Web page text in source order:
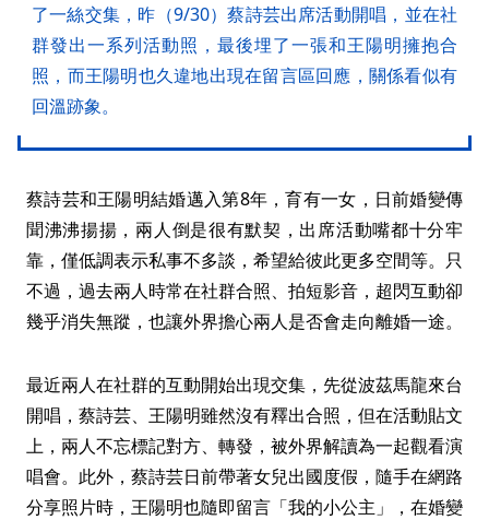
了一絲交集，昨（9/30）蔡詩芸出席活動開唱，並在社
群發出一系列活動照，最後埋了一張和王陽明擁抱合
照，而王陽明也久違地出現在留言區回應，關係看似有
回溫跡象。
蔡詩芸和王陽明結婚邁入第8年，育有一女，日前婚變傳
聞沸沸揚揚，兩人倒是很有默契，出席活動嘴都十分牢
靠，僅低調表示私事不多談，希望給彼此更多空間等。只
不過，過去兩人時常在社群合照、拍短影音，超閃互動卻
幾乎消失無蹤，也讓外界擔心兩人是否會走向離婚一途。
最近兩人在社群的互動開始出現交集，先從波茲馬龍來台
開唱，蔡詩芸、王陽明雖然沒有釋出合照，但在活動貼文
上，兩人不忘標記對方、轉發，被外界解讀為一起觀看演
唱會。此外，蔡詩芸日前帶著女兒出國度假，隨手在網路
分享照片時，王陽明也隨即留言「我的小公主」，在婚變